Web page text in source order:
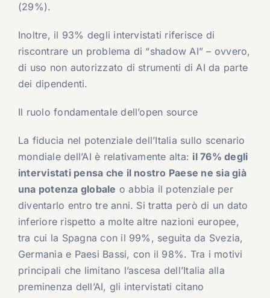
(29%).
Inoltre, il 93% degli intervistati riferisce di
riscontrare un problema di “shadow AI” – ovvero,
di uso non autorizzato di strumenti di AI da parte
dei dipendenti.
Il ruolo fondamentale dell’open source
La fiducia nel potenziale dell’Italia sullo scenario
mondiale dell’AI è relativamente alta: il 76% degli
intervistati pensa che il nostro Paese ne sia già
una potenza globale o abbia il potenziale per
diventarlo entro tre anni. Si tratta però di un dato
inferiore rispetto a molte altre nazioni europee,
tra cui la Spagna con il 99%, seguita da Svezia,
Germania e Paesi Bassi, con il 98%. Tra i motivi
principali che limitano l’ascesa dell’Italia alla
preminenza dell’AI, gli intervistati citano